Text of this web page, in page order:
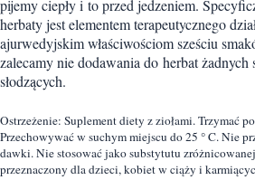
pijemy ciepły i to przed jedzeniem.
herbaty jest elementem terapeutycznego
ajurwedyjskim właściwościom sześciu
zalecamy nie dodawania do herbat żadnych
słodzących.
Ostrzeżenie: Suplement diety z ziołami. Trzymać
Przechowywać w suchym miejscu do 25 ° C. Nie
dawki. Nie stosować jako substytutu
przeznaczony dla dzieci, kobiet w ciąży i